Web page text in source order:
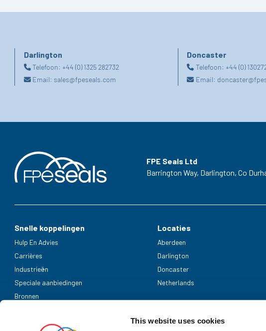
This website uses cookies
Darlington
Telefoon:+44 (0) 1325 282732
Email: sales@fpeseals.com
Doncaster
Telefoon: +44 (0)
Email:
FPE Seals Ltd
Barrington Way, Darlington, Co
Snelle koppelingen
Hulp En Advies
Carrières
Industrieën
Speciale aanbiedingen
Bronnen
Locaties
Aberdeen
Darlington
Doncaster
Netherlands
Geaccepteerde betaalmethoden